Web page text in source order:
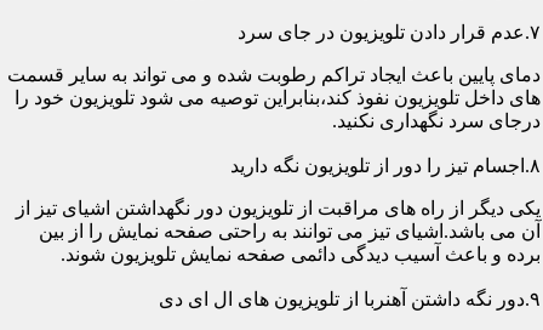
۷.عدم قرار دادن تلویزیون در جای سرد
دمای پایین باعث ایجاد تراکم رطوبت شده و می تواند به سایر قسمت
های داخل تلویزیون نفوذ کند،بنابراین توصیه می شود تلویزیون خود را
درجای سرد نگهداری نکنید.
۸.اجسام تیز را دور از تلویزیون نگه دارید
یکی دیگر از راه های مراقبت از تلویزیون دور نگهداشتن اشیای تیز از
آن می باشد.اشیای تیز می توانند به راحتی صفحه نمایش را از بین
برده و باعث آسیب دیدگی دائمی صفحه نمایش تلویزیون شوند.
۹.دور نگه داشتن آهنربا از تلویزیون های ال ای دی